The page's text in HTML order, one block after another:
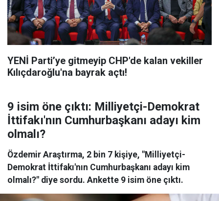
YENİ Parti’ye gitmeyip CHP'de kalan vekiller
Kılıçdaroğlu'na bayrak açtı!
9 isim öne çıktı: Milliyetçi-Demokrat
İttifakı'nın Cumhurbaşkanı adayı kim
olmalı?
Özdemir Araştırma, 2 bin 7 kişiye, "Milliyetçi-
Demokrat İttifakı'nın Cumhurbaşkanı adayı kim
olmalı?" diye sordu. Ankette 9 isim öne çıktı.